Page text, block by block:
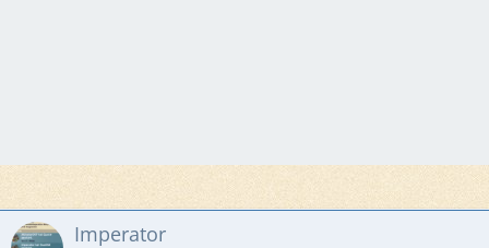
Imperator